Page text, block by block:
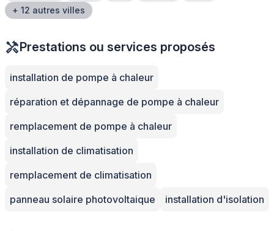
+ 12 autres villes
Prestations ou services proposés
installation de pompe à chaleur
réparation et dépannage de pompe à chaleur
remplacement de pompe à chaleur
installation de climatisation
remplacement de climatisation
panneau solaire photovoltaique
installation d'isolation